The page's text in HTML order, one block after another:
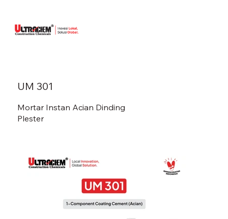
UM 301
Mortar Instan Acian Dinding
Plester